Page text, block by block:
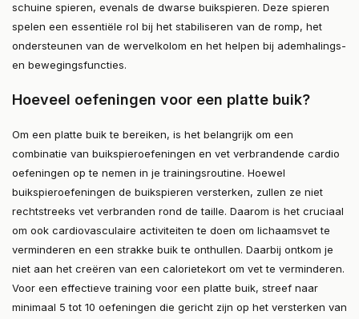
schuine spieren, evenals de dwarse buikspieren. Deze spieren
spelen een essentiële rol bij het stabiliseren van de romp, het
ondersteunen van de wervelkolom en het helpen bij ademhalings-
en bewegingsfuncties.
Hoeveel oefeningen voor een platte buik?
Om een platte buik te bereiken, is het belangrijk om een
combinatie van buikspieroefeningen en vet verbrandende cardio
oefeningen op te nemen in je trainingsroutine. Hoewel
buikspieroefeningen de buikspieren versterken, zullen ze niet
rechtstreeks vet verbranden rond de taille. Daarom is het cruciaal
om ook cardiovasculaire activiteiten te doen om lichaamsvet te
verminderen en een strakke buik te onthullen. Daarbij ontkom je
niet aan het creëren van een calorietekort om vet te verminderen.
Voor een effectieve training voor een platte buik, streef naar
minimaal 5 tot 10 oefeningen die gericht zijn op het versterken van